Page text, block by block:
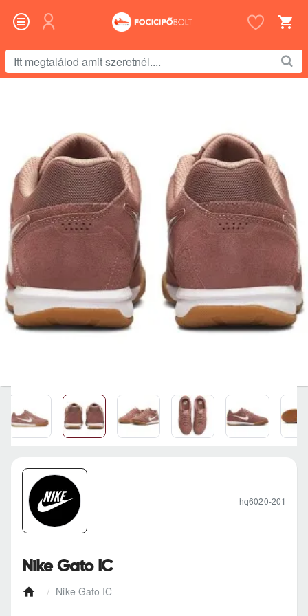
megtalálod
Nike Gato IC
Nike Gato IC
hq6020-201